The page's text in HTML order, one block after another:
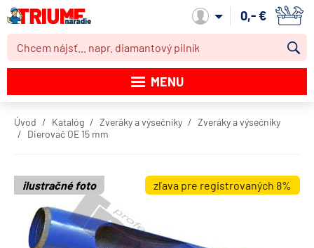
Môj účet
0,- €
MENU
Obchodné podmienky
Úvod Katalóg Zveráky a výsečníky
Zveráky a výsečníky
Dierovač OE 15 mm
zľava pre registrovaných 8%
ilustračné foto